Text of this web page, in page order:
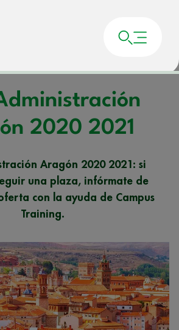
2020 2021
Aragón 2020 2021: si
una plaza, infórmate de
con la ayuda de Campus
Training.